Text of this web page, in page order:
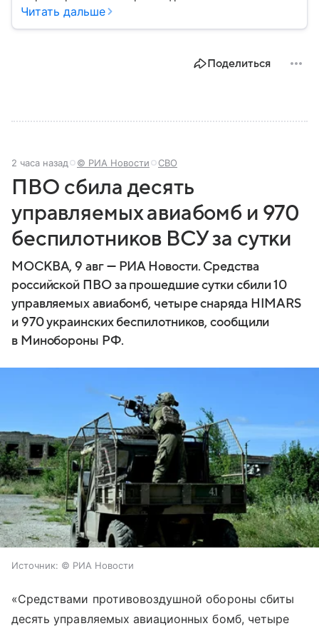
аббревиатура, для чего задумывали группировку и к
Читать дальше
Поделиться
2 часа назад © РИА Новости СВО
ПВО сбила десять
управляемых авиабомб и 970
беспилотников ВСУ за сутки
МОСКВА, 9 авг — РИА Новости. Средства
российской ПВО за прошедшие сутки сбили 10
управляемых авиабомб, четыре снаряда HIMARS
и 970 украинских беспилотников, сообщили
в Минобороны РФ.
Источник: © РИА Новости
«Средствами противовоздушной обороны сбиты
десять управляемых авиационных бомб, четыре